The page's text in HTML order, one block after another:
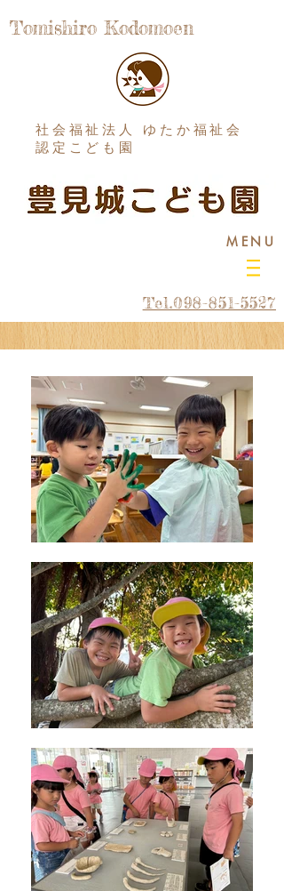
Tomishiro Kodomoen
社会福祉法人 ゆたか福祉会
認定こども園
MENU
Tel.098-851-5527